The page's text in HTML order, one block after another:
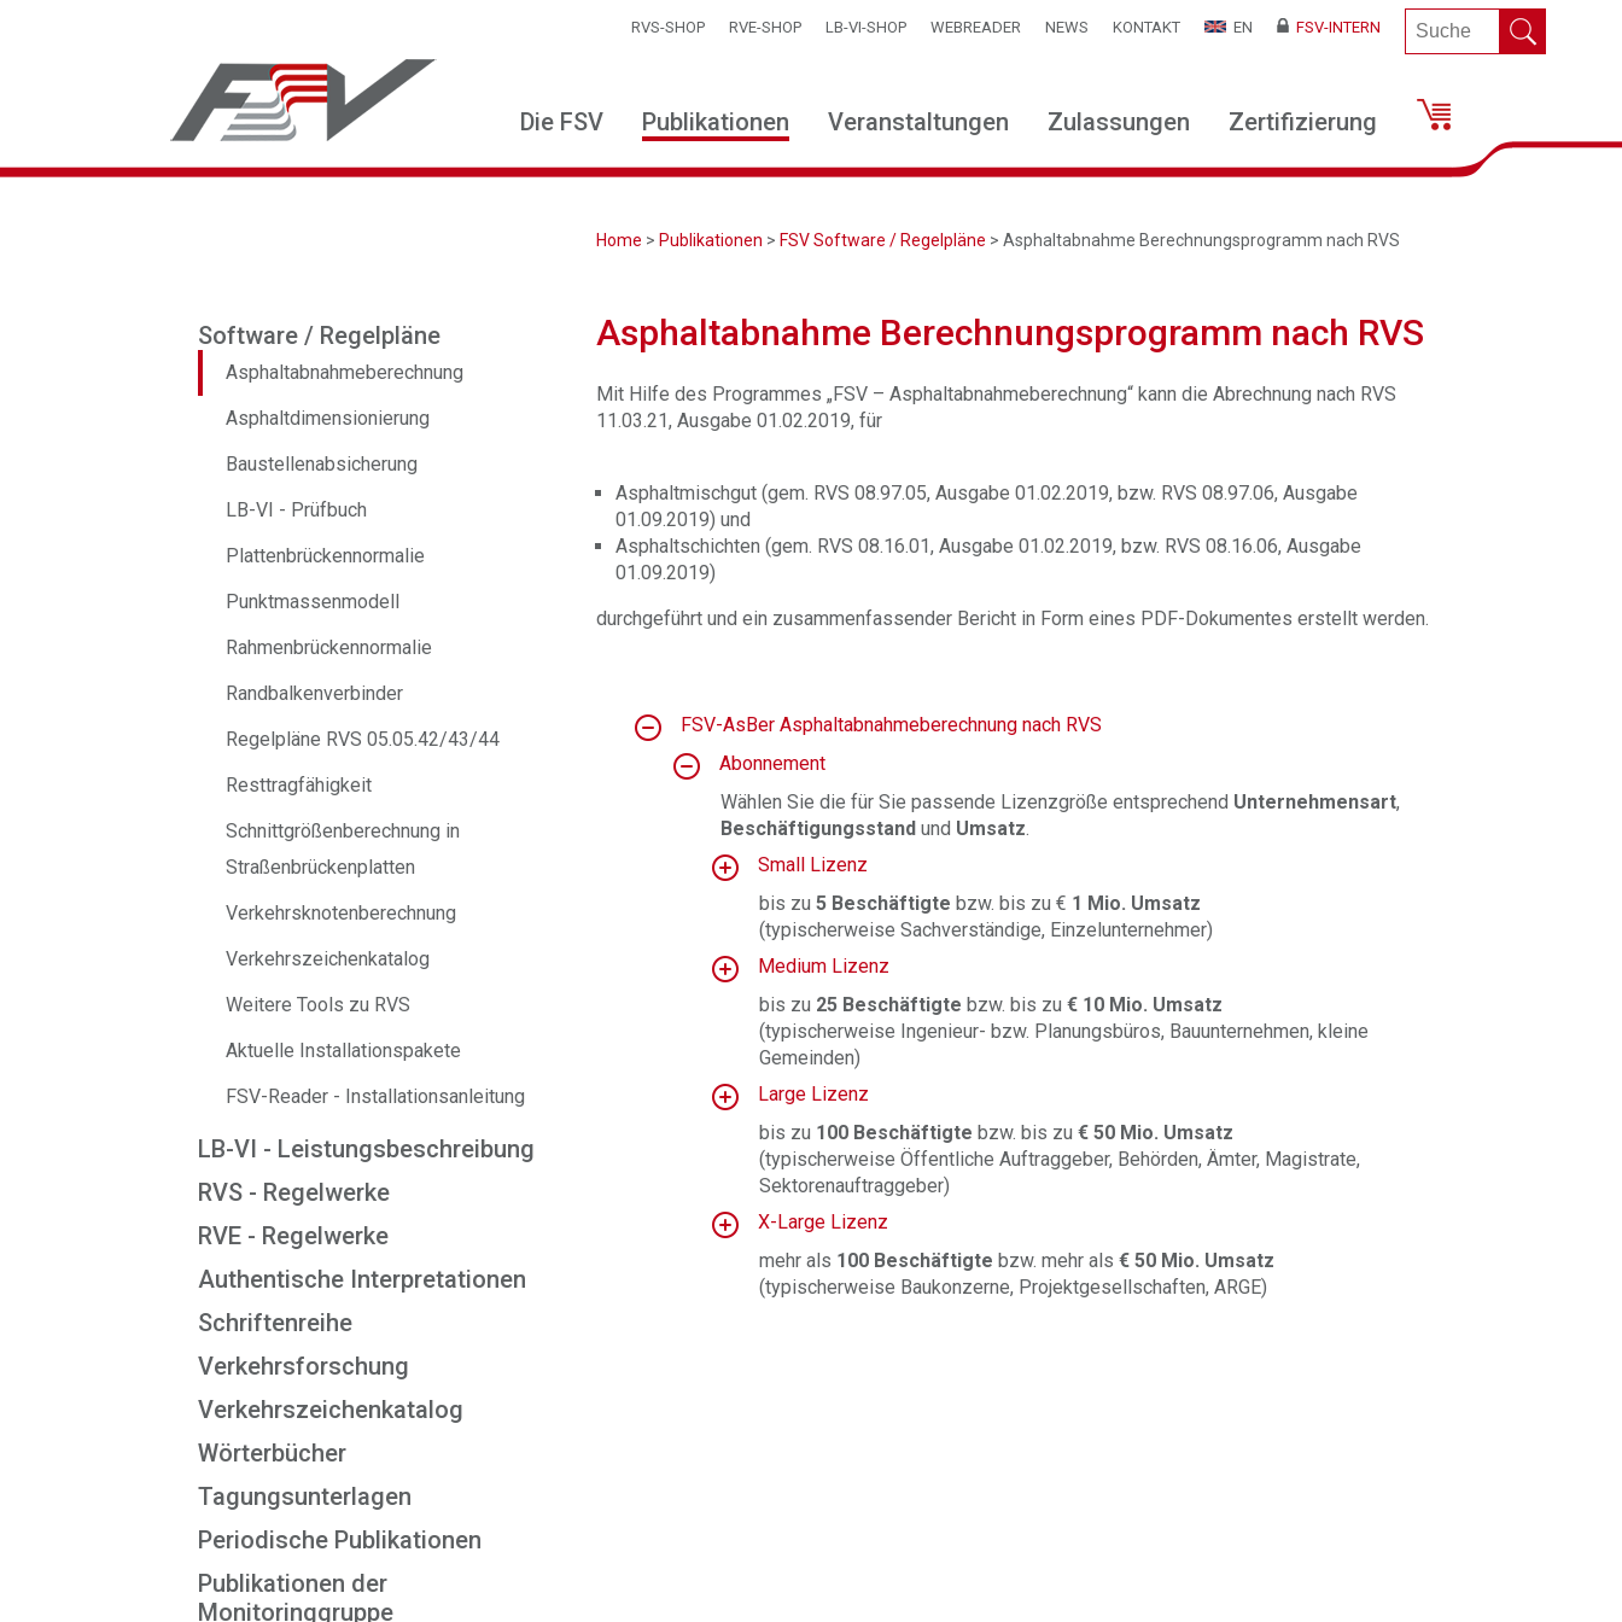
RVS-SHOP RVE-SHOP LB-VI-SHOP WEBREADER NEWS KONTAKT EN FSV-INTERN
Die FSV Publikationen Veranstaltungen Zulassungen Zertifizierung
Home > Publikationen > FSV Software / Regelpläne > Asphaltabnahme Berechnungsprogramm nach RVS
Software / Regelpläne
Asphaltabnahmeberechnung
Asphaltdimensionierung
Baustellenabsicherung
LB-VI - Prüfbuch
Plattenbrückennormalie
Punktmassenmodell
Rahmenbrückennormalie
Randbalkenverbinder
Regelpläne RVS 05.05.42/43/44
Resttragfähigkeit
Schnittgrößenberechnung in
Straßenbrückenplatten
Verkehrsknotenberechnung
Verkehrszeichenkatalog
Weitere Tools zu RVS
Aktuelle Installationspakete
FSV-Reader - Installationsanleitung
LB-VI - Leistungsbeschreibung
RVS - Regelwerke
RVE - Regelwerke
Authentische Interpretationen
Schriftenreihe
Verkehrsforschung
Verkehrszeichenkatalog
Wörterbücher
Tagungsunterlagen
Periodische Publikationen
Publikationen der
Monitoringgruppe
Asphaltabnahme Berechnungsprogramm nach RVS
Mit Hilfe des Programmes „FSV – Asphaltabnahmeberechnung“ kann die Abrechnung nach RVS
11.03.21, Ausgabe 01.02.2019, für
Asphaltmischgut (gem. RVS 08.97.05, Ausgabe 01.02.2019, bzw. RVS 08.97.06, Ausgabe
01.09.2019) und
Asphaltschichten (gem. RVS 08.16.01, Ausgabe 01.02.2019, bzw. RVS 08.16.06, Ausgabe
01.09.2019)
durchgeführt und ein zusammenfassender Bericht in Form eines PDF-Dokumentes erstellt werden.
FSV-AsBer Asphaltabnahmeberechnung nach RVS
Abonnement
Wählen Sie die für Sie passende Lizenzgröße entsprechend Unternehmensart,
Beschäftigungsstand und Umsatz.
Small Lizenz
bis zu 5 Beschäftigte bzw. bis zu € 1 Mio. Umsatz
(typischerweise Sachverständige, Einzelunternehmer)
Medium Lizenz
bis zu 25 Beschäftigte bzw. bis zu € 10 Mio. Umsatz
(typischerweise Ingenieur- bzw. Planungsbüros, Bauunternehmen, kleine
Gemeinden)
Large Lizenz
bis zu 100 Beschäftigte bzw. bis zu € 50 Mio. Umsatz
(typischerweise Öffentliche Auftraggeber, Behörden, Ämter, Magistrate,
Sektorenauftraggeber)
X-Large Lizenz
mehr als 100 Beschäftigte bzw. mehr als € 50 Mio. Umsatz
(typischerweise Baukonzerne, Projektgesellschaften, ARGE)